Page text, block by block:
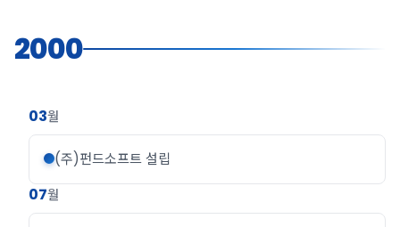
2000
03월
(주)펀드소프트 설립
07월